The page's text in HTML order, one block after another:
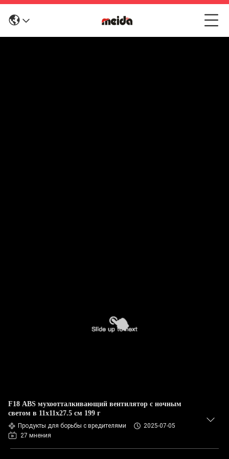
F18 ABS мухоотталкивающий вентилятор с ночным
светом в 11x11x27.5 см 199 г
Продукты для борьбы с вредителями
2025-07-05
27 мнения